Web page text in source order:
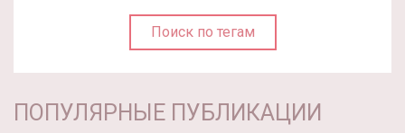
Поиск по тегам
ПОПУЛЯРНЫЕ ПУБЛИКАЦИИ